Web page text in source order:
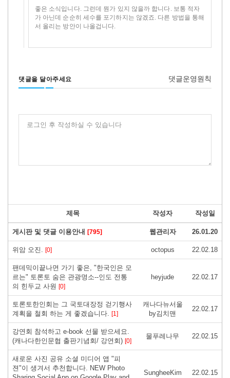
좋은 소식입니다. 그런데 뭔가 있지 않을까 합니다. 보통 적자
가 아닌데 순순히 세수를 포기하지는 않겠죠. 다른 방법을 통해
서 올리는 방안이 나올겁니다.
댓글을 달아주세요 댓글운영원칙
로그인 후 작성하실 수 있습니다
제목 작성자 작성일
게시판 및 댓글 이용안내 [795] 웹관리자 26.01.20
위암 오진. [0] octopus 22.02.18
팬데믹이끝나면 가기 좋은, "한국인은 모
르는" 토론토 숨은 관광명소--인도 전통
의 힌두교 사원 [0]
heyjude 22.02.17
토론토한인회는 그 국토대장정 걷기행사
계획을 철회 하는 게 좋겠습니다. [1]
캐나다뉴서울
by김치맨
22.02.17
강연회 참석하고 e-book 선물 받으세요.
(캐나다한인문협 출판기념회/ 강연회) [0]
물푸레나무 22.02.15
새로운 사진 공유 소셜 미디어 앱 "피
젼"이 생겨서 추천합니다. NEW Photo
SungheeKim 22.02.15